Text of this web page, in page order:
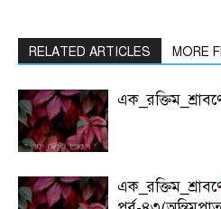
RELATED ARTICLES MORE